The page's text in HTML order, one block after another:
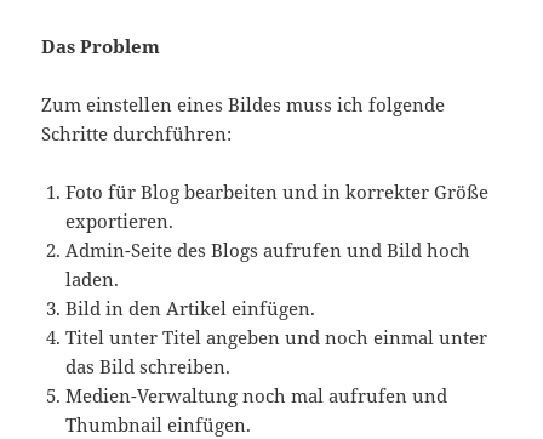
Das Problem
Zum einstellen eines Bildes muss ich folgende
Schritte durchführen:
Foto für Blog bearbeiten und in korrekter Größe
exportieren.
Admin-Seite des Blogs aufrufen und Bild hoch
laden.
Bild in den Artikel einfügen.
Titel unter Titel angeben und noch einmal unter
das Bild schreiben.
Medien-Verwaltung noch mal aufrufen und
Thumbnail einfügen.